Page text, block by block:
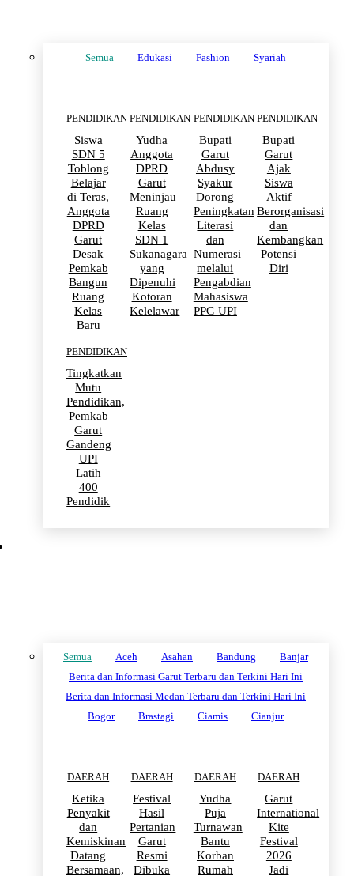
Semua Edukasi Fashion Syariah
PENDIDIKAN
Siswa
SDN 5
Toblong
Belajar
di Teras,
Anggota
DPRD
Garut
Desak
Pemkab
Bangun
Ruang
Kelas
Baru
PENDIDIKAN
Yudha
Anggota
DPRD
Garut
Meninjau
Ruang
Kelas
SDN 1
Sukanagara
yang
Dipenuhi
Kotoran
Kelelawar
PENDIDIKAN
Bupati
Garut
Abdusy
Syakur
Dorong
Peningkatan
Literasi
dan
Numerasi
melalui
Pengabdian
Mahasiswa
PPG UPI
PENDIDIKAN
Bupati
Garut
Ajak
Siswa
Aktif
Berorganisasi
dan
Kembangkan
Potensi
Diri
PENDIDIKAN
Tingkatkan
Mutu
Pendidikan,
Pemkab
Garut
Gandeng
UPI
Latih
400
Pendidik
Semua Aceh Asahan Bandung
Banjar
Berita dan Informasi Garut Terbaru dan Terkini Hari Ini
Berita dan Informasi Medan Terbaru dan Terkini Hari Ini
Bogor
Brastagi Ciamis Cianjur
DAERAH
Ketika
Penyakit
dan
Kemiskinan
Datang
Bersamaan,
DAERAH
Festival
Hasil
Pertanian
Garut
Resmi
Dibuka
DAERAH
Yudha
Puja
Turnawan
Bantu
Korban
Rumah
DAERAH
Garut
International
Kite
Festival
2026
Jadi